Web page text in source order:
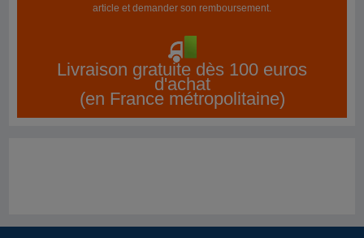
article et demander son remboursement.
Livraison gratuite dès 100 euros
d'achat
(en France métropolitaine)